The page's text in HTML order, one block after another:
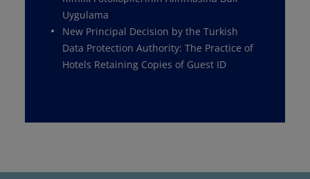
Uygulama
New Principal Decision by the Turkish
Data Protection Authority: The Practice of
Hotels Retaining Copies of Guest ID